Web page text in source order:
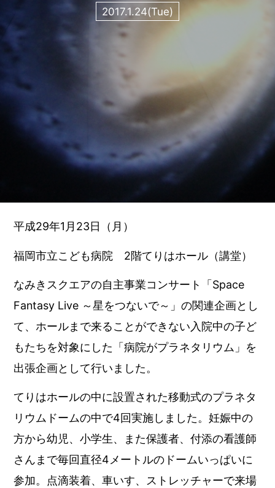
2017.1.24(Tue)
平成29年1月23日（月）
福岡市立こども病院 2階てりはホール（講堂）
なみきスクエアの自主事業コンサート「Space
Fantasy Live ～星をつないで～」の関連企画とし
て、ホールまで来ることができない入院中の子ど
もたちを対象にした「病院がプラネタリウム」を
出張企画として行いました。
てりはホールの中に設置された移動式のプラネタ
リウムドームの中で4回実施しました。妊娠中の
方から幼児、小学生、また保護者、付添の看護師
さんまで毎回直径4メートルのドームいっぱいに
参加。点滴装着、車いす、ストレッチャーで来場